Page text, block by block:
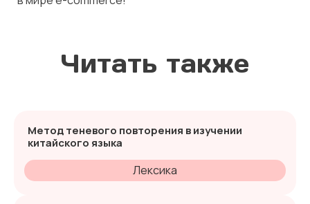
Читать также
Метод теневого повторения в изучении
китайского языка
Лексика